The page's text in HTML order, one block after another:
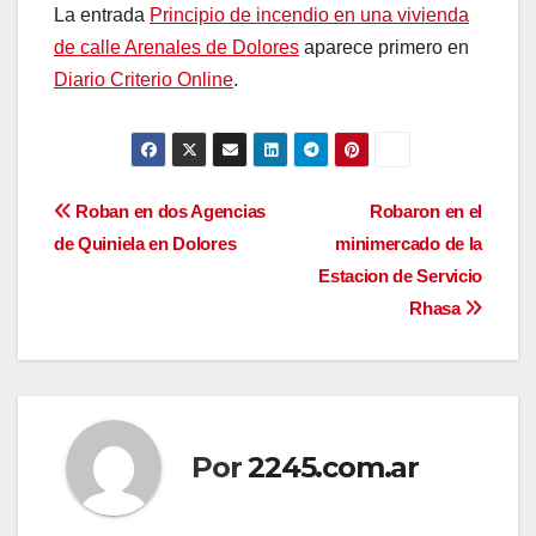
La entrada Principio de incendio en una vivienda
de calle Arenales de Dolores aparece primero en
Diario Criterio Online.
Navegación
de
Robaron en el
minimercado de la
Estacion de Servicio
Rhasa
Roban en dos Agencias
de Quiniela en Dolores
Por2245.com.ar